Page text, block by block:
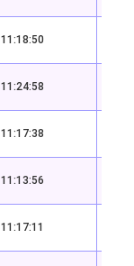
11:18:50
11:24:58
11:17:38
11:13:56
11:17:11